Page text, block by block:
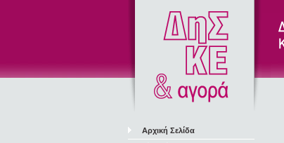
Αρχική Σελίδα